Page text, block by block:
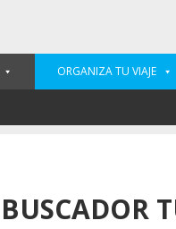
ORGANIZA TU VIAJE
BUSCADOR